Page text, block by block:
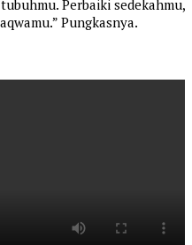
Perbaiki sedekahmu,
Pungkasnya.